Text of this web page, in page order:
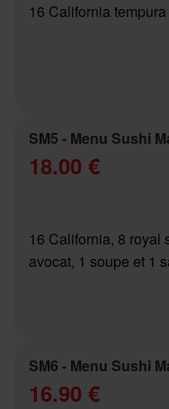
16 California
SM5 - Menu Sushi
18.00 €
16 California, 8 royal
avocat, 1 soupe et 1
SM6 - Menu Sushi
16.90 €